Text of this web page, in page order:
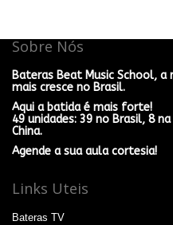
Sobre Nós
Bateras Beat Music School, a
mais cresce no Brasil.
Aqui a batida é mais forte!
49 unidades: 39 no Brasil, 8
China.
Agende a sua aula cortesia!
Links Uteis
Bateras TV